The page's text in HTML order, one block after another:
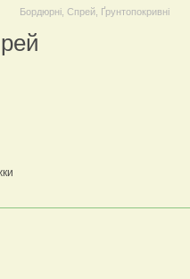
Бордюрні, Спрей, Ґрунтопокривні